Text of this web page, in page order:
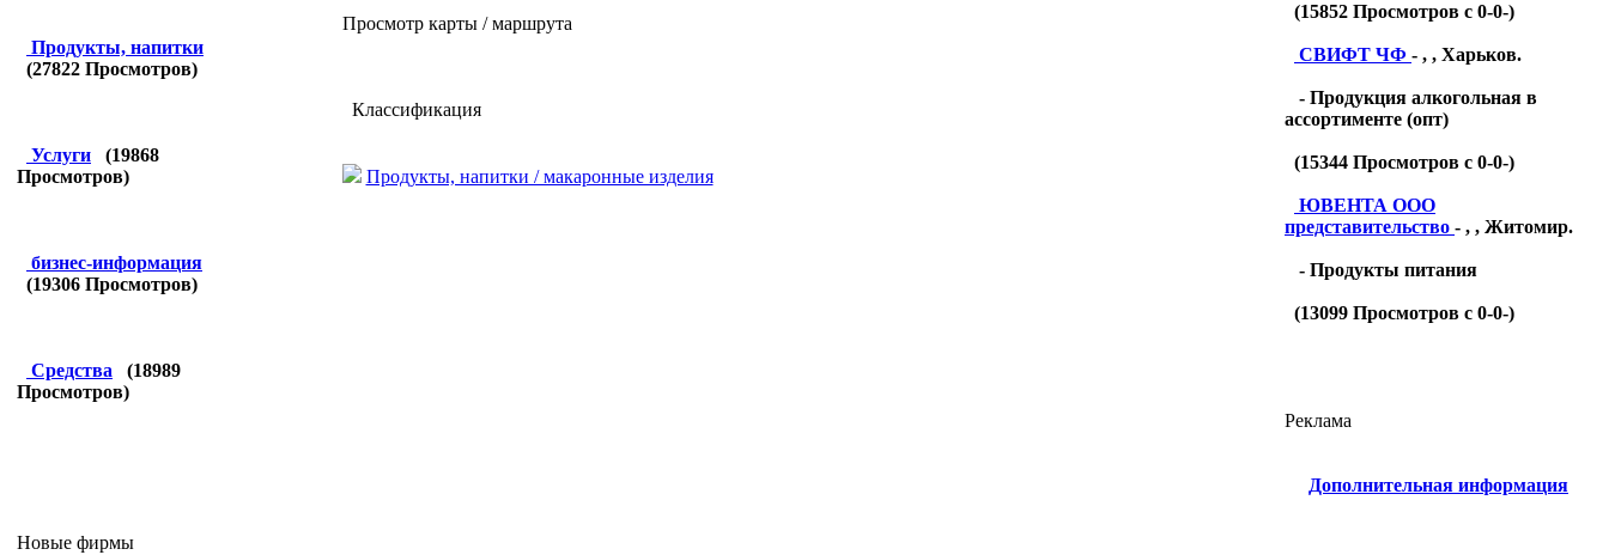
Продукты, напитки
(27822 Просмотров)
Услуги (19868
Просмотров)
бизнес-информация
(19306 Просмотров)
Средства (18989
Просмотров)
Новые фирмы
Просмотр карты / маршрута
Классификация
Продукты, напитки / макаронные изделия
(15852 Просмотров с 0-0-)
СВИФТ ЧФ - , , Харьков.
- Продукция алкогольная в
ассортименте (опт)
(15344 Просмотров с 0-0-)
ЮВЕНТА ООО
представительство - , , Житомир.
- Продукты питания
(13099 Просмотров с 0-0-)
Реклама
Дополнительная информация